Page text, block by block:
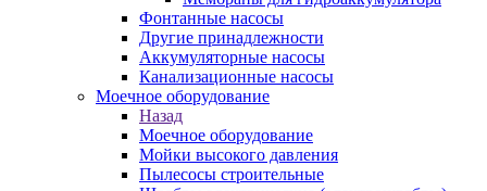
Фонтанные насосы
Другие принадлежности
Аккумуляторные насосы
Канализационные насосы
Моечное оборудование
Назад
Моечное оборудование
Мойки высокого давления
Пылесосы строительные